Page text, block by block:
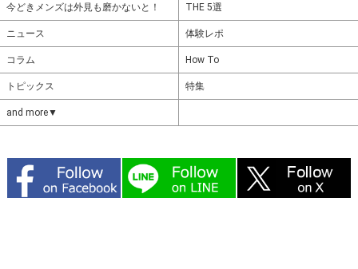
今どきメンズは外見も磨かないと！ THE 5選
ニュース 体験レポ
コラム How To
トピックス 特集
and more▼